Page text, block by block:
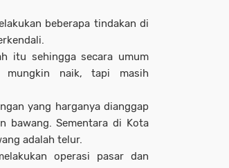
beberapa tindakan di
itu sehingga secara umum
mungkin naik, tapi masih
yang harganya dianggap
bawang. Sementara di Kota
adalah telur.
operasi pasar dan